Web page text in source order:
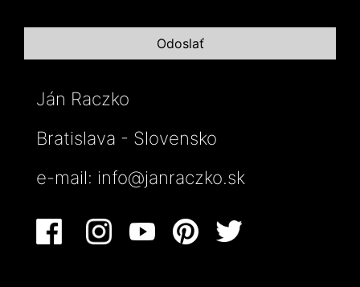
Ján Raczko
Bratislava - Slovensko
e-mail: info@janraczko.sk